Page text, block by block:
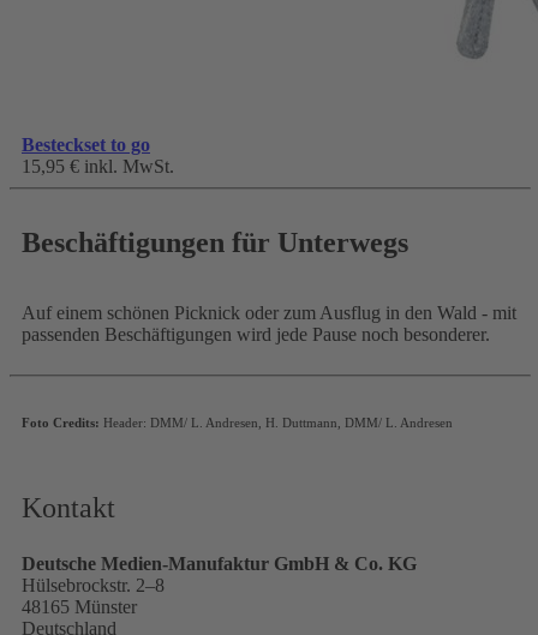
Besteckset to go
15,95 € inkl. MwSt.
Beschäftigungen für Unterwegs
Auf einem schönen Picknick oder zum Ausflug in den Wald - mit
passenden Beschäftigungen wird jede Pause noch besonderer.
Foto Credits: Header: DMM/ L. Andresen, H. Duttmann, DMM/ L. Andresen
Kontakt
Deutsche Medien-Manufaktur GmbH & Co. KG
Hülsebrockstr. 2–8
48165 Münster
Deutschland